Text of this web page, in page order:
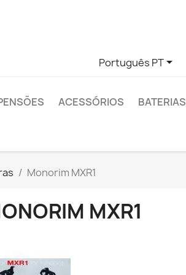
Português PT
ACESSÓRIOS BATERIAS
Monorim MXR1
MXR1